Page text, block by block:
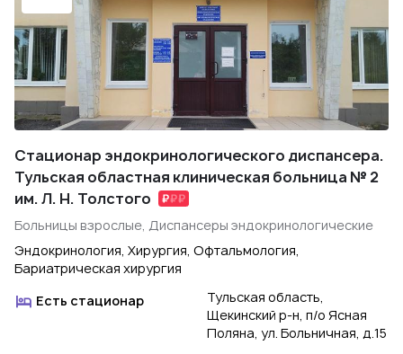
Стационар эндокринологического диспансера.
Тульская областная клиническая больница № 2
им. Л. Н. Толстого
Больницы взрослые, Диспансеры эндокринологические
Эндокринология, Хирургия, Офтальмология,
Бариатрическая хирургия
Есть стационар
Тульская область,
Щекинский р-н, п/о Ясная
Поляна, ул. Больничная, д.15